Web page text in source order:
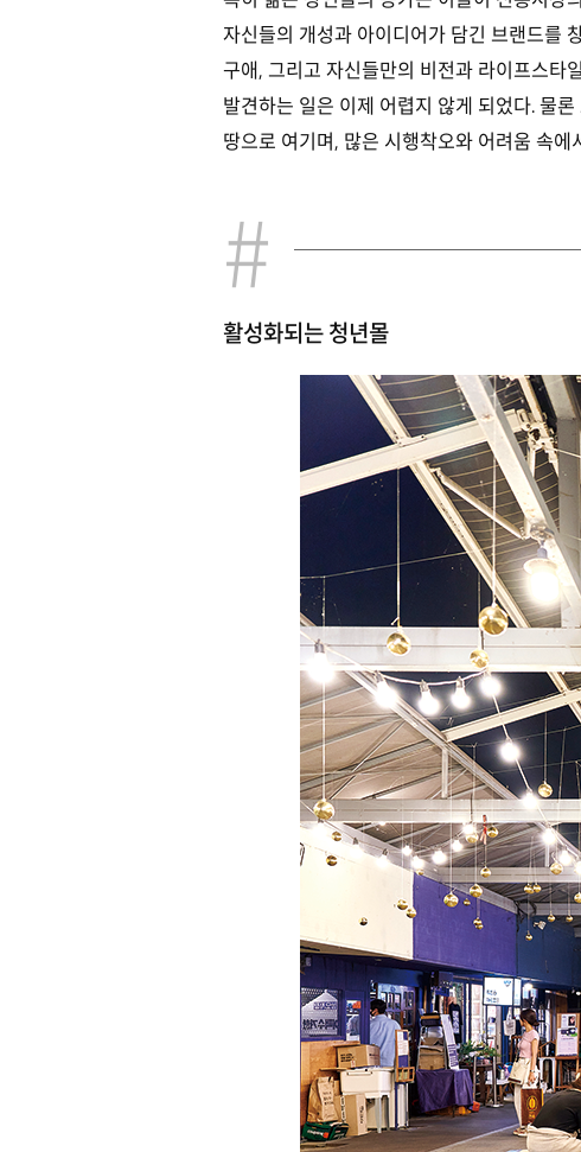
자신들의 개성과 아이디어가 담긴 브랜드를
구애, 그리고 자신들만의 비전과 라이프스타
발견하는 일은 이제 어렵지 않게 되었다. 물
땅으로 여기며, 많은 시행착오와 어려움 속
활성화되는 청년몰